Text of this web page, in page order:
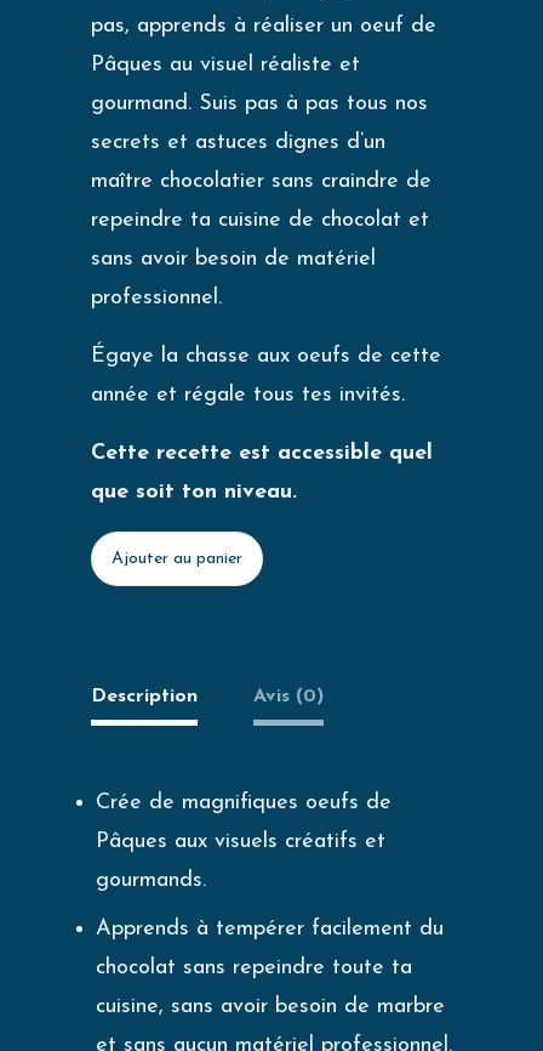
pas, apprends à réaliser un oeuf de
Pâques au visuel réaliste et
gourmand. Suis pas à pas tous nos
secrets et astuces dignes d’un
maître chocolatier sans craindre de
repeindre ta cuisine de chocolat et
sans avoir besoin de matériel
professionnel.
Égaye la chasse aux oeufs de cette
année et régale tous tes invités.
Cette recette est accessible quel
que soit ton niveau.
Ajouter au panier
Description Avis (0)
Crée de magnifiques oeufs de
Pâques aux visuels créatifs et
gourmands.
Apprends à tempérer facilement du
chocolat sans repeindre toute ta
cuisine, sans avoir besoin de marbre
et sans aucun matériel professionnel.